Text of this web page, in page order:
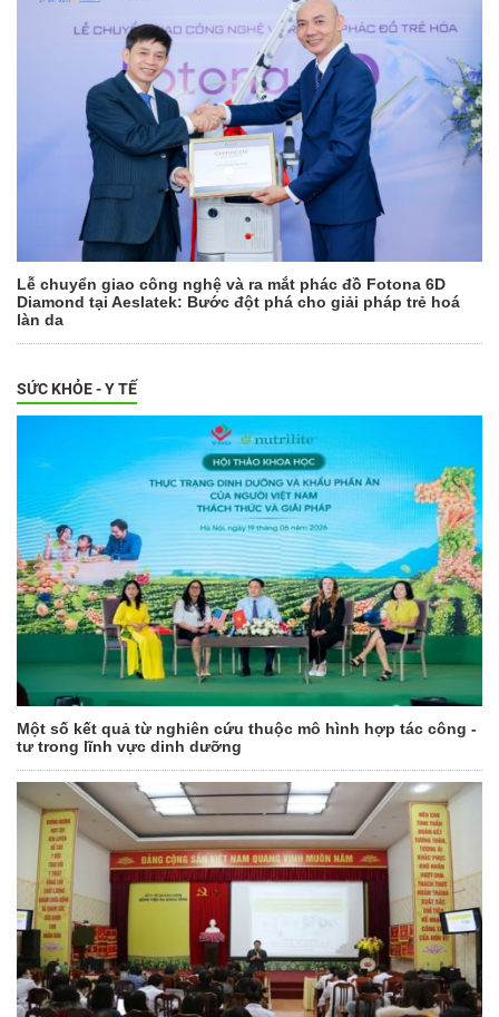
Lễ chuyển giao công nghệ và ra mắt phác đồ Fotona 6D
Diamond tại Aeslatek: Bước đột phá cho giải pháp trẻ hoá
làn da
SỨC KHỎE - Y TẾ
Một số kết quả từ nghiên cứu thuộc mô hình hợp tác công -
tư trong lĩnh vực dinh dưỡng